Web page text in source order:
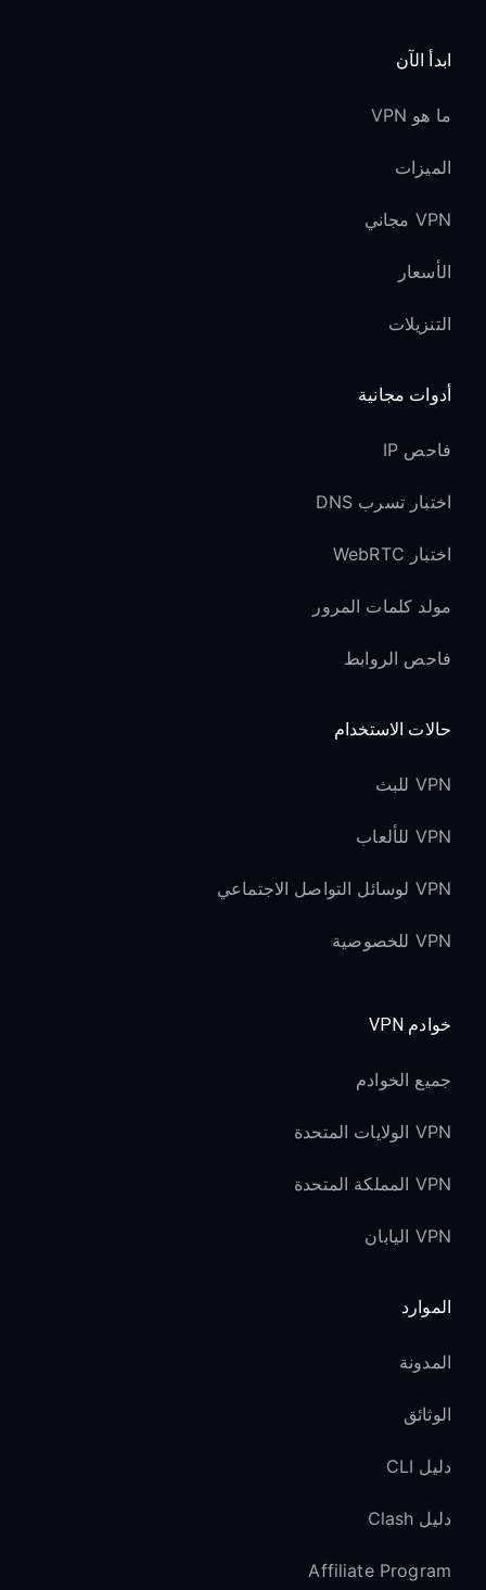
ابدأ الآن
ما هو VPN
الميزات
VPN مجاني
الأسعار
التنزيلات
أدوات مجانية
فاحص IP
اختبار تسرب DNS
اختبار WebRTC
مولد كلمات المرور
فاحص الروابط
حالات الاستخدام
VPN للبث
VPN للألعاب
VPN لوسائل التواصل الاجتماعي
VPN للخصوصية
خوادم VPN
جميع الخوادم
VPN الولايات المتحدة
VPN المملكة المتحدة
VPN اليابان
الموارد
المدونة
الوثائق
دليل CLI
دليل Clash
Affiliate Program